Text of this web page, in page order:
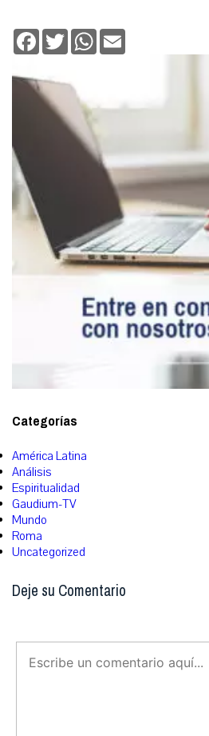
Facebook
TwitterWhatsApp
Categorías
América Latina
Análisis
Espiritualidad
Gaudium-TV
Mundo
Roma
Uncategorized
Deje su Comentario